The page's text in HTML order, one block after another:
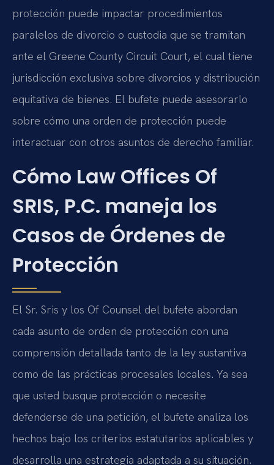
protección puede impactar procedimientos
paralelos de divorcio o custodia que se tramitan
ante el Greene County Circuit Court, el cual tiene
jurisdicción exclusiva sobre divorcios y distribución
equitativa de bienes. El bufete puede asesorarlo
sobre cómo una orden de protección puede
interactuar con otros asuntos de derecho familiar.
Cómo Law Offices Of
SRIS, P.C. maneja los
Casos de Órdenes de
Protección
El Sr. Sris y los Of Counsel del bufete abordan
cada asunto de orden de protección con una
comprensión detallada tanto de la ley sustantiva
como de las prácticas procesales locales. Ya sea
que usted busque protección o necesite
defenderse de una petición, el bufete analiza los
hechos bajo los criterios estatutarios aplicables y
desarrolla una estrategia adaptada a su situación.